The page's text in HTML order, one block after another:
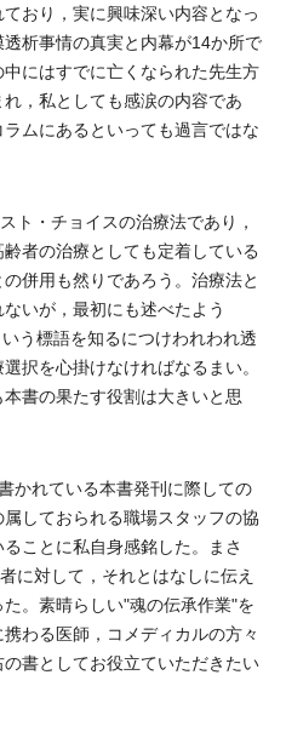
おり，実に興味深い内容となっ
析事情の真実と内幕が14か所で
にはすでに亡くなられた先生方
，私としても感涙の内容であ
ムにあるといっても過言ではな
ト・チョイスの治療法であり，
者の治療としても定着している
併用も然りであろう。治療法と
いが，最初にも述べたよう
う標語を知るにつけわれわれ透
択を心掛けなければなるまい。
書の果たす役割は大きいと思
かれている本書発刊に際しての
しておられる職場スタッフの協
ことに私自身感銘した。まさ
に対して，それとはなしに伝え
。素晴らしい"魂の伝承作業"を
わる医師，コメディカルの方々
書としてお役立ていただきたい